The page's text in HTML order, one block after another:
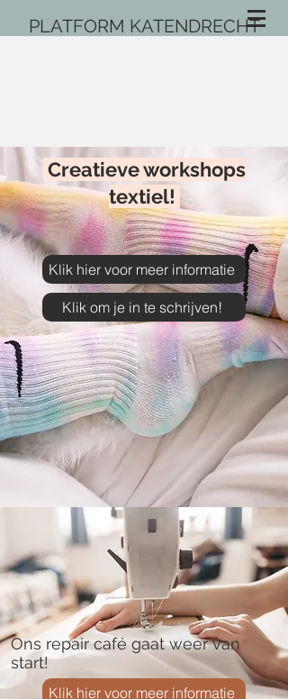
PLATFORM KATENDRECHT
Creatieve workshops
textiel!
Klik hier voor meer informatie
Klik om je in te schrijven!
Ons repair café gaat weer van
start!
Klik hier voor meer informatie